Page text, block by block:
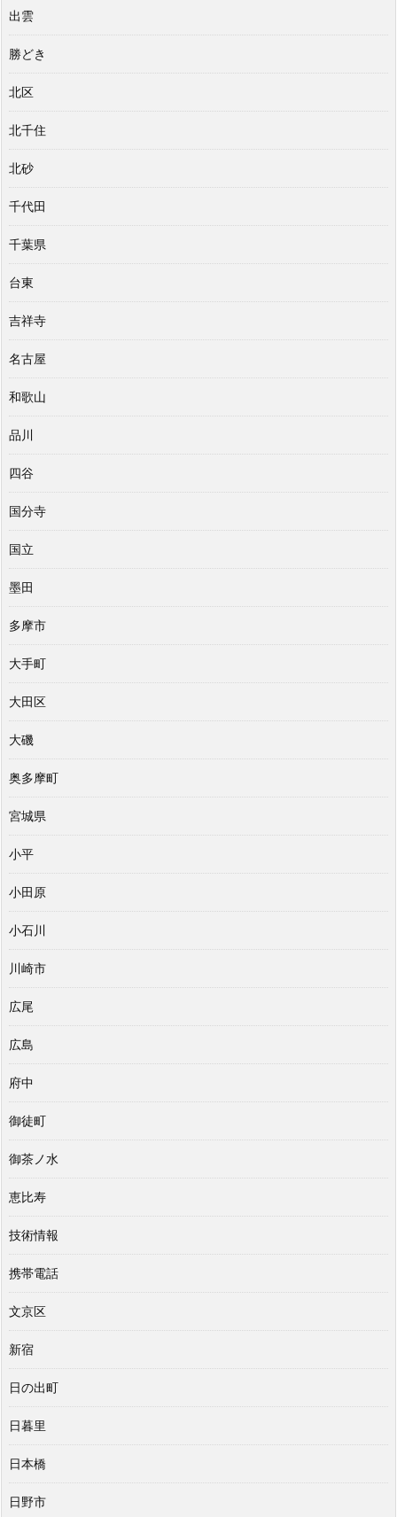
出雲
勝どき
北区
北千住
北砂
千代田
千葉県
台東
吉祥寺
名古屋
和歌山
品川
四谷
国分寺
国立
墨田
多摩市
大手町
大田区
大磯
奥多摩町
宮城県
小平
小田原
小石川
川崎市
広尾
広島
府中
御徒町
御茶ノ水
恵比寿
技術情報
携帯電話
文京区
新宿
日の出町
日暮里
日本橋
日野市